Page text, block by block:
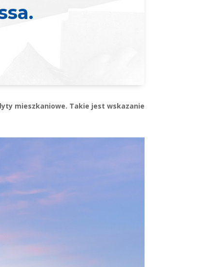
mieszkaniowe. Takie jest wskazanie